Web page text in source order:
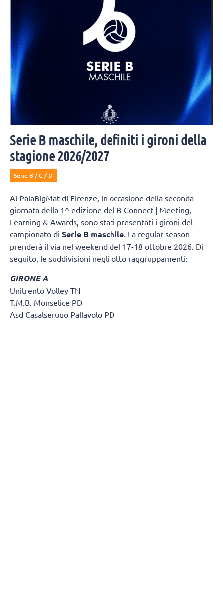
Serie B maschile, definiti i gironi della
stagione 2026/2027
Serie B / C / D
Al PalaBigMat di Firenze, in occasione della seconda
giornata della 1^ edizione del B-Connect | Meeting,
Learning & Awards, sono stati presentati i gironi del
campionato di Serie B maschile. La regular season
prenderà il via nel weekend del 17-18 ottobre 2026. Di
seguito, le suddivisioni negli otto raggruppamenti:
GIRONE A
Unitrento Volley TN
T.M.B. Monselice PD
Asd Casalserugo Pallavolo PD